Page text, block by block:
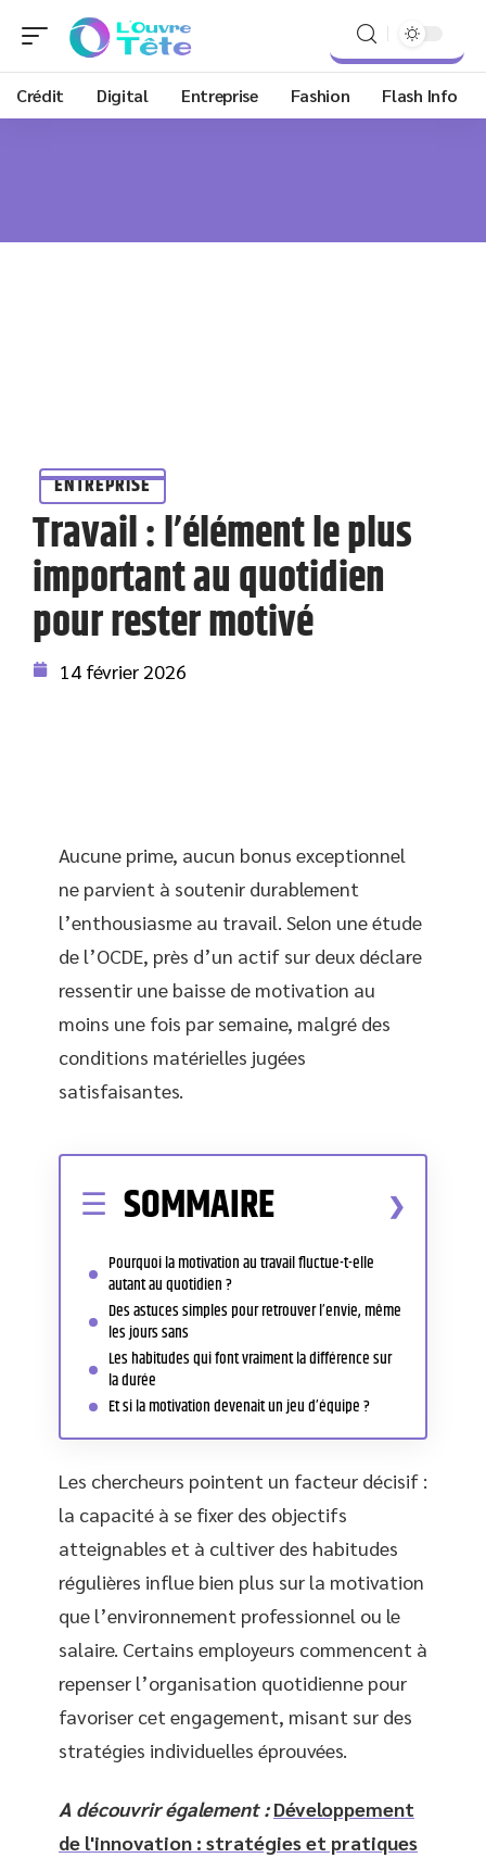
Crédit Digital Entreprise Fashion Flash Info
ENTREPRISE
Travail : l’élément le plus
important au quotidien
pour rester motivé
14 février 2026
Aucune prime, aucun bonus exceptionnel
ne parvient à soutenir durablement
l’enthousiasme au travail. Selon une étude
de l’OCDE, près d’un actif sur deux déclare
ressentir une baisse de motivation au
moins une fois par semaine, malgré des
conditions matérielles jugées
satisfaisantes.
SOMMAIRE
Pourquoi la motivation au travail fluctue-t-elle
autant au quotidien ?
Des astuces simples pour retrouver l’envie, même
les jours sans
Les habitudes qui font vraiment la différence sur
la durée
Et si la motivation devenait un jeu d’équipe ?
Les chercheurs pointent un facteur décisif :
la capacité à se fixer des objectifs
atteignables et à cultiver des habitudes
régulières influe bien plus sur la motivation
que l’environnement professionnel ou le
salaire. Certains employeurs commencent à
repenser l’organisation quotidienne pour
favoriser cet engagement, misant sur des
stratégies individuelles éprouvées.
A découvrir également : Développement
de l'innovation : stratégies et pratiques